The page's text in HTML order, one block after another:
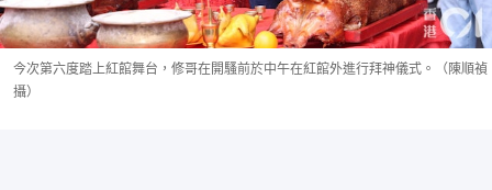
今次第六度踏上紅館舞台，修哥在開騷前於中午在紅館外進行拜神儀式。（陳順禎
攝）